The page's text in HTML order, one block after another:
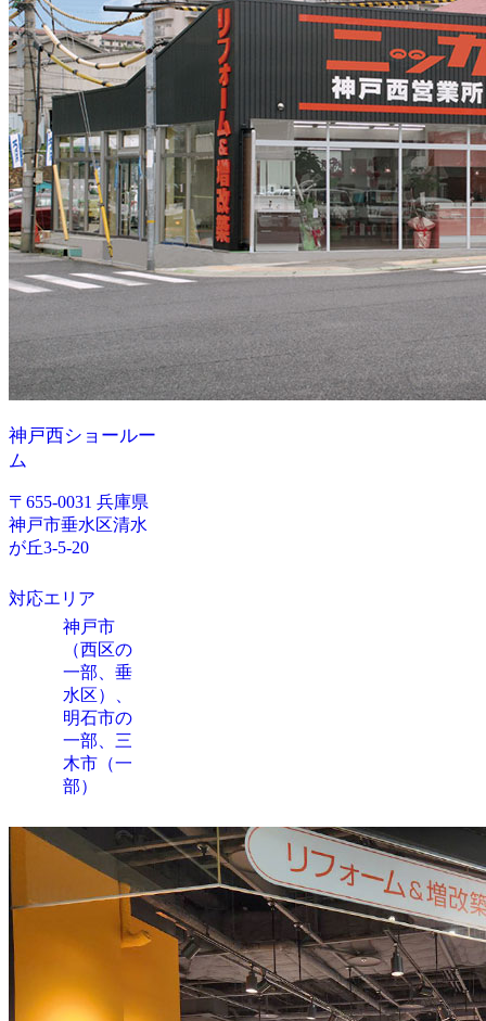
神戸西ショールー
ム
〒655-0031 兵庫県
神戸市垂水区清水
が丘3-5-20
対応エリア
神戸市
（西区の
一部、垂
水区）、
明石市の
一部、三
木市（一
部）